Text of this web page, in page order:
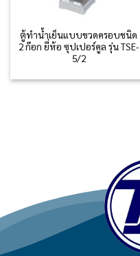
ตู้ทำน้ำเย็นแบบขวดครอบชนิด
2 ก๊อก ยี่ห้อ ซุปเปอร์คูล รุ่น TSE-
5/2